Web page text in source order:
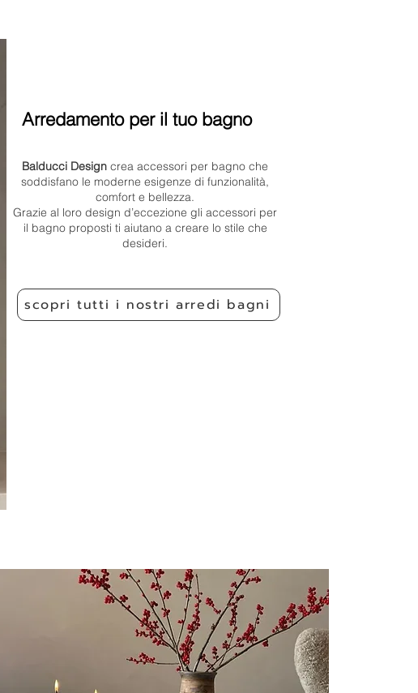
Arredamento per il tuo bagno
Balducci Designcrea accessori per bagno che
soddisfano le moderne esigenze di funzionalità,
comfort e bellezza.
Grazie al loro design d’eccezione gli accessori per
il bagno proposti ti aiutano a creare lo stile che
desideri.
scopri tutti i nostri arredi bagni